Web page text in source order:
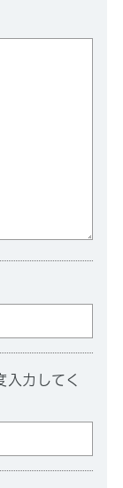
入力してく